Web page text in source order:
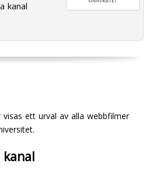
kanal
visas ett urval av alla webbfilmer